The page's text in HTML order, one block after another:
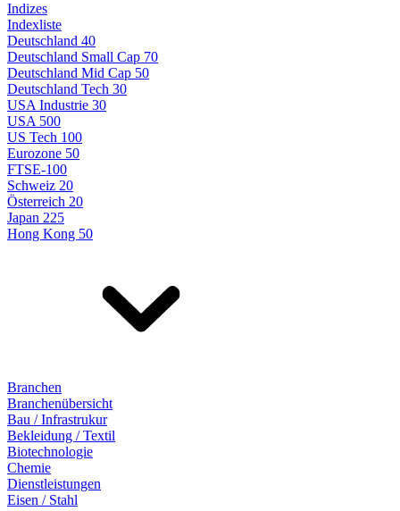
Indizes
Indexliste
Deutschland 40
Deutschland Small Cap 70
Deutschland Mid Cap 50
Deutschland Tech 30
USA Industrie 30
USA 500
US Tech 100
Eurozone 50
FTSE-100
Schweiz 20
Österreich 20
Japan 225
Hong Kong 50
Branchen
Branchenübersicht
Bau / Infrastrukur
Bekleidung / Textil
Biotechnologie
Chemie
Dienstleistungen
Eisen / Stahl